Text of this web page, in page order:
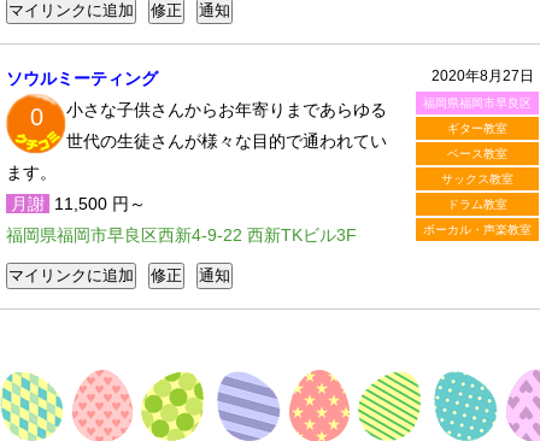
2020年8月27日
福岡県福岡市早良区
ギター教室
ベース教室
サックス教室
ドラム教室
ボーカル・声楽教室
ソウルミーティング
0
小さな子供さんからお年寄りまであらゆる
世代の生徒さんが様々な目的で通われてい
ます。
月謝 11,500 円～
福岡県福岡市早良区西新4-9-22 西新TKビル3F